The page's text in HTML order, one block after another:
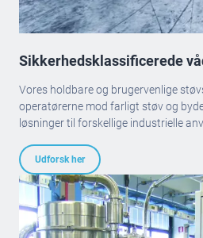
Sikkerhedsklassificerede
Vores holdbare og brugervenlige
operatørerne mod farligt støv og
løsninger til forskellige industrielle
Udforsk her